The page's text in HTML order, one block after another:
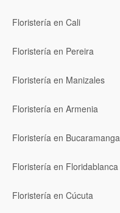
Floristería en Cali
Floristería en Pereira
Floristería en Manizales
Floristería en Armenia
Floristería en Bucaramanga
Floristería en Floridablanca
Floristería en Cúcuta